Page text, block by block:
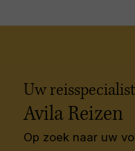
Uw reisspecialist
Avila Reizen
Op zoek naar uw